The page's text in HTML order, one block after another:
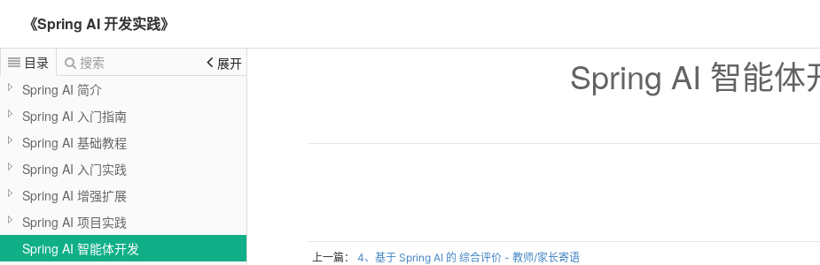
《Spring AI 开发实践》
目录 搜索
展开
Spring AI 简介
Spring AI 入门指南
Spring AI 基础教程
Spring AI 入门实践
Spring AI 增强扩展
Spring AI 项目实践
Spring AI 智能体开发
Spring AI 智能体
上一篇： 4、基于 Spring AI 的 综合评价 - 教师/家长寄语